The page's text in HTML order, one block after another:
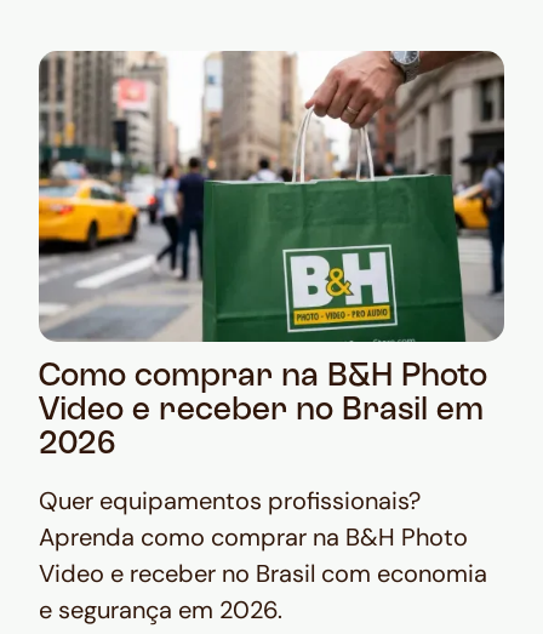
Como comprar na B&H Photo
Video e receber no Brasil em
2026
Quer equipamentos profissionais?
Aprenda como comprar na B&H Photo
Video e receber no Brasil com economia
e segurança em 2026.